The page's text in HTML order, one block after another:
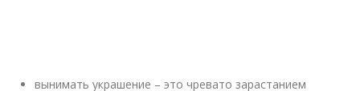
вынимать украшение – это чревато зарастанием